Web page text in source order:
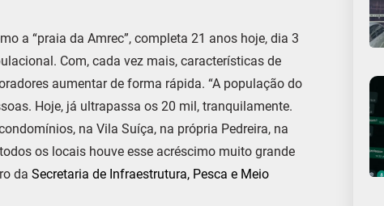
a “praia da Amrec”, completa 21 anos hoje, dia 3
Com, cada vez mais, características de
aumentar de forma rápida. “A população do
Hoje, já ultrapassa os 20 mil, tranquilamente.
na Vila Suíça, na própria Pedreira, na
os locais houve esse acréscimo muito grande
da Secretaria de Infraestrutura, Pesca e Meio